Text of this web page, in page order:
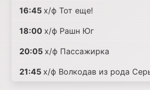
16:45 х/ф Тот еще!
18:00 х/ф Рашн Юг
20:05 х/ф Пассажирка
21:45 х/ф Волкодав из рода